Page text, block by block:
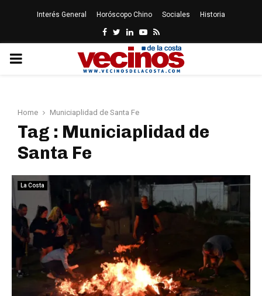
Interés General Horóscopo Chino Sociales Historia
Facebook
Twitter
LinkedinYoutube
Rss
PRIMARY
Home Municiaplidad de Santa Fe
Tag : Municiaplidad de
Santa Fe
La Costa